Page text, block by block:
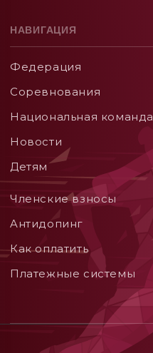
НАВИГАЦИЯ
Федерация
Соревнования
Национальная команда
Новости
Детям
Членские взносы
Aнтидопинг
Как оплатить
Платежные системы